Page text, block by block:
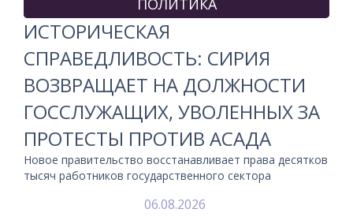
ИСТОРИЧЕСКАЯ
СПРАВЕДЛИВОСТЬ: СИРИЯ
ВОЗВРАЩАЕТ НА ДОЛЖНОСТИ
ГОССЛУЖАЩИХ, УВОЛЕННЫХ ЗА
ПРОТЕСТЫ ПРОТИВ АСАДА
Новое правительство восстанавливает права десятков
тысяч работников государственного сектора
06.08.2026